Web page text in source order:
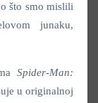
što smo mislili
junaku,
Spider-Man:
u originalnoj